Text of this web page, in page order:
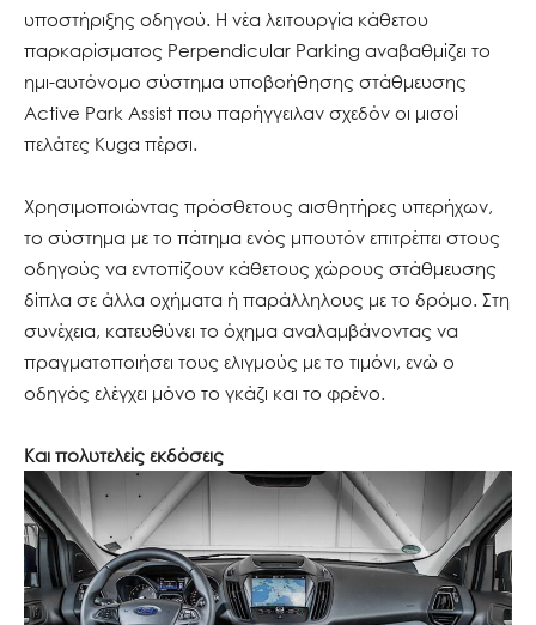
υποστήριξης οδηγού. Η νέα λειτουργία κάθετου
παρκαρίσματος Perpendicular Parking αναβαθμίζει το
ημι-αυτόνομο σύστημα υποβοήθησης στάθμευσης
Active Park Assist που παρήγγειλαν σχεδόν οι μισοί
πελάτες Kuga πέρσι.
Χρησιμοποιώντας πρόσθετους αισθητήρες υπερήχων,
το σύστημα με το πάτημα ενός μπουτόν επιτρέπει στους
οδηγούς να εντοπίζουν κάθετους χώρους στάθμευσης
δίπλα σε άλλα οχήματα ή παράλληλους με το δρόμο. Στη
συνέχεια, κατευθύνει το όχημα αναλαμβάνοντας να
πραγματοποιήσει τους ελιγμούς με το τιμόνι, ενώ ο
οδηγός ελέγχει μόνο το γκάζι και το φρένο.
Και πολυτελείς εκδόσεις